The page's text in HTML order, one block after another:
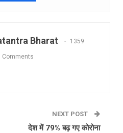
Bharat 1359
Comments
NEXT POST
देश में 79% बढ़ गए कोरोना